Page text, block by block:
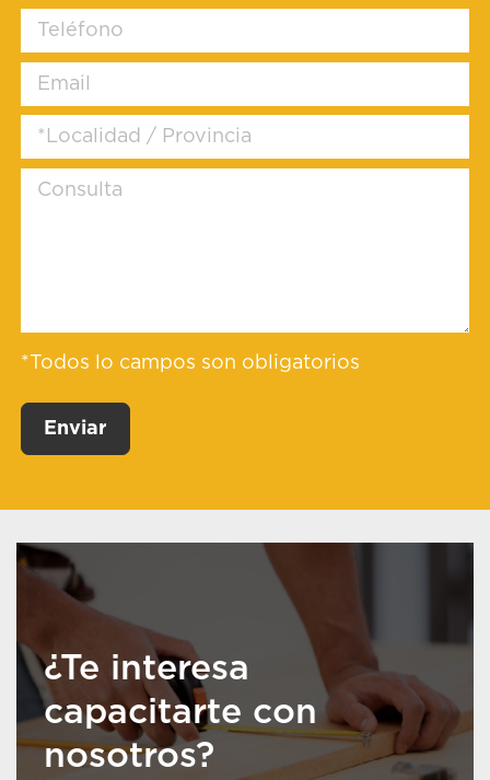
*Todos lo campos son obligatorios
¿Te interesa
capacitarte con
nosotros?